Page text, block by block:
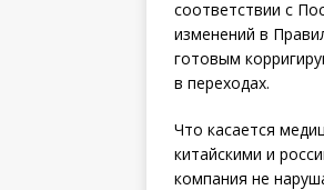
соответствии с
изменений в
готовым
в переходах.
Что касается
китайскими и
компания не